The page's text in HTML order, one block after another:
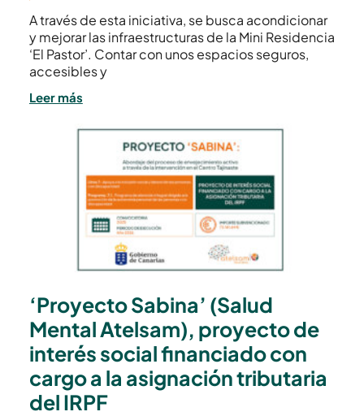
A través de esta iniciativa, se busca acondicionar
y mejorar las infraestructuras de la Mini Residencia
‘El Pastor’. Contar con unos espacios seguros,
accesibles y
Leer más
‘Proyecto Sabina’ (Salud
Mental Atelsam), proyecto de
interés social financiado con
cargo a la asignación tributaria
del IRPF